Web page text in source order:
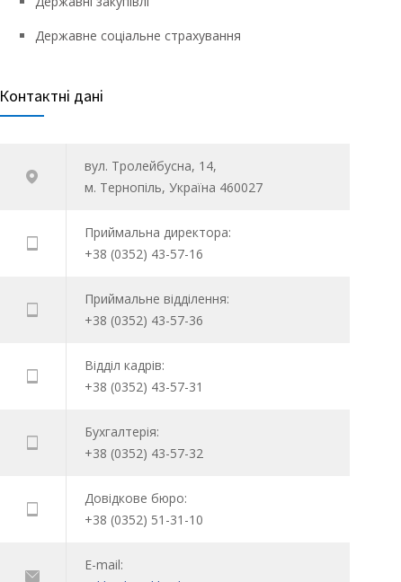
Державне соціальне страхування
Контактні дані
вул. Тролейбусна, 14,
м. Тернопіль, Україна 460027
Приймальна директора:
+38 (0352) 43-57-16
Приймальне відділення:
+38 (0352) 43-57-36
Відділ кадрів:
+38 (0352) 43-57-31
Бухгалтерія:
+38 (0352) 43-57-32
Довідкове бюро:
+38 (0352) 51-31-10
E-mail: